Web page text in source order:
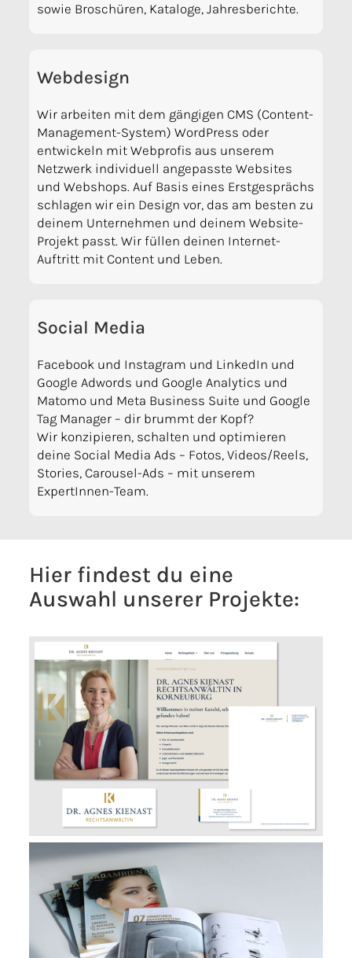
sowie Broschüren, Kataloge, Jahresberichte.
Webdesign
Wir arbeiten mit dem gängigen CMS (Content-
Management-System) WordPress oder
entwickeln mit Webprofis aus unserem
Netzwerk individuell angepasste Websites
und Webshops. Auf Basis eines Erstgesprächs
schlagen wir ein Design vor, das am besten zu
deinem Unternehmen und deinem Website-
Projekt passt. Wir füllen deinen Internet-
Auftritt mit Content und Leben.
Social Media
Facebook und Instagram und LinkedIn und
Google Adwords und Google Analytics und
Matomo und Meta Business Suite und Google
Tag Manager – dir brummt der Kopf?
Wir konzipieren, schalten und optimieren
deine Social Media Ads – Fotos, Videos/Reels,
Stories, Carousel-Ads – mit unserem
ExpertInnen-Team.
Hier findest du eine
Auswahl unserer Projekte: